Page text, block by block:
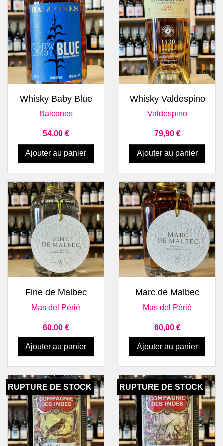
Whisky Baby Blue
Balcones
Prix
54,00 €
Ajouter au panier
Whisky Valdespino
Valdespino
Prix
79,90 €
Ajouter au panier
Fine de Malbec
Mas del Périé
Prix
60,00 €
Ajouter au panier
Marc de Malbec
Mas del Périé
Prix
60,00 €
Ajouter au panier
RUPTURE DE STOCK RUPTURE DE STOCK